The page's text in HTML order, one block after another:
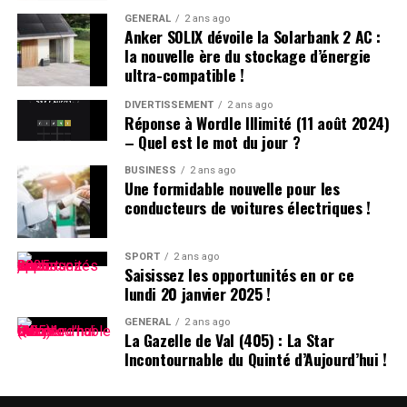
Un autre incident s’est produit à Villeneuve-sur-Lot où
plusieurs individus se sont battus après avoir reçu des
menaces liées à un vol automobile avorté. Le parquet a
décidé de poursuivre trois passagers en leur proposant
une comparution sur reconnaissance préalable de
culpabilité (CRPC). Ils devront se présenter devant le
tribunal local fin avril.
GÉNÉRAL 2 ans ago
Anker SOLIX dévoile la Solarbank 2 AC :
la nouvelle ère du stockage d’énergie
ultra-compatible !
DIVERTISSEMENT 2 ans ago
Réponse à Wordle Illimité (11 août 2024)
– Quel est le mot du jour ?
BUSINESS 2 ans ago
Une formidable nouvelle pour les
conducteurs de voitures électriques !
SPORT 2 ans ago
Saisissez les opportunités en or ce
lundi 20 janvier 2025 !
GÉNÉRAL 2 ans ago
La Gazelle de Val (405) : La Star
Incontournable du Quinté d’Aujourd’hui !